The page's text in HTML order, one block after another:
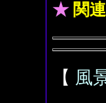
★ 関
【 風